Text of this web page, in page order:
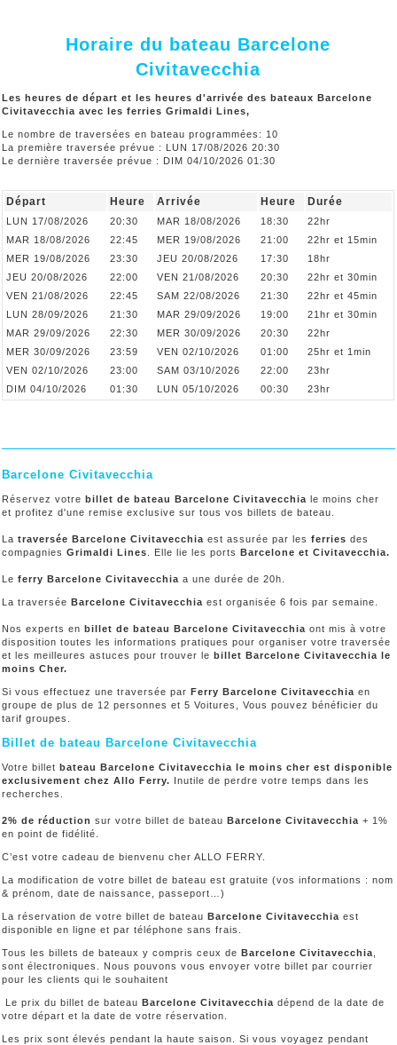
Horaire du bateau Barcelone
Civitavecchia
Les heures de départ et les heures d'arrivée des bateaux Barcelone
Civitavecchia avec les ferries Grimaldi Lines,
Le nombre de traversées en bateau programmées: 10
La première traversée prévue : LUN 17/08/2026 20:30
Le dernière traversée prévue : DIM 04/10/2026 01:30
Départ Heure Arrivée Heure Durée
LUN 17/08/2026 20:30 MAR 18/08/2026 18:30
22hr
MAR 18/08/2026
22:45 MER 19/08/2026 21:00
22hr et 15min
MER 19/08/2026
23:30 JEU 20/08/2026 17:30
18hr
JEU 20/08/2026
22:00 VEN 21/08/2026 20:30
22hr et 30min
VEN 21/08/2026
22:45 SAM 22/08/2026 21:30
22hr et 45min
LUN 28/09/2026
21:30 MAR 29/09/2026 19:00
21hr et 30min
MAR 29/09/2026
22:30 MER 30/09/2026 20:30
22hr
MER 30/09/2026
23:59 VEN 02/10/2026 01:00
25hr et 1min
VEN 02/10/2026
23:00 SAM 03/10/2026 22:00
23hr
DIM 04/10/2026
01:30 LUN 05/10/2026 00:30 23hr
Barcelone Civitavecchia
Réservez votre billet de bateau Barcelone Civitavecchia le moins cher
et profitez d'une remise exclusive sur tous vos billets de bateau.
La traversée Barcelone Civitavecchia est assurée par les ferries des
compagnies Grimaldi Lines . Elle lie les ports Barcelone et Civitavecchia.
Le ferry Barcelone Civitavecchia a une durée de 20h.
La traversée Barcelone Civitavecchia est organisée 6 fois par semaine.
Nos experts en billet de bateau Barcelone Civitavecchia ont mis à votre
disposition toutes les informations pratiques pour organiser votre traversée
et les meilleures astuces pour trouver le billet Barcelone Civitavecchia le
moins Cher.
Si vous effectuez une traversée par Ferry Barcelone Civitavecchia en
groupe de plus de 12 personnes et 5 Voitures, Vous pouvez bénéficier du
tarif groupes.
Billet de bateau Barcelone Civitavecchia
Votre billet bateau Barcelone Civitavecchia le moins cher est disponible
exclusivement chez Allo Ferry. Inutile de perdre votre temps dans les
recherches.
2% de réduction sur votre billet de bateau Barcelone Civitavecchia + 1%
en point de fidélité.
C’est votre cadeau de bienvenu cher ALLO FERRY.
La modification de votre billet de bateau est gratuite (vos informations : nom
& prénom, date de naissance, passeport…)
La réservation de votre billet de bateau Barcelone Civitavecchia est
disponible en ligne et par téléphone sans frais.
Tous les billets de bateaux y compris ceux de Barcelone Civitavecchia
sont électroniques. Nous pouvons vous envoyer votre billet par courrier
pour les clients qui le souhaitent
Le prix du billet de bateau Barcelone Civitavecchia dépend de la date de
votre départ et la date de votre réservation.
Les prix sont élevés pendant la haute saison. Si vous voyagez pendant